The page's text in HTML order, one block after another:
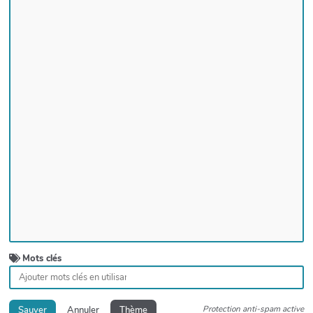
Mots clés
Sauver Annuler Thème Protection anti-spam active